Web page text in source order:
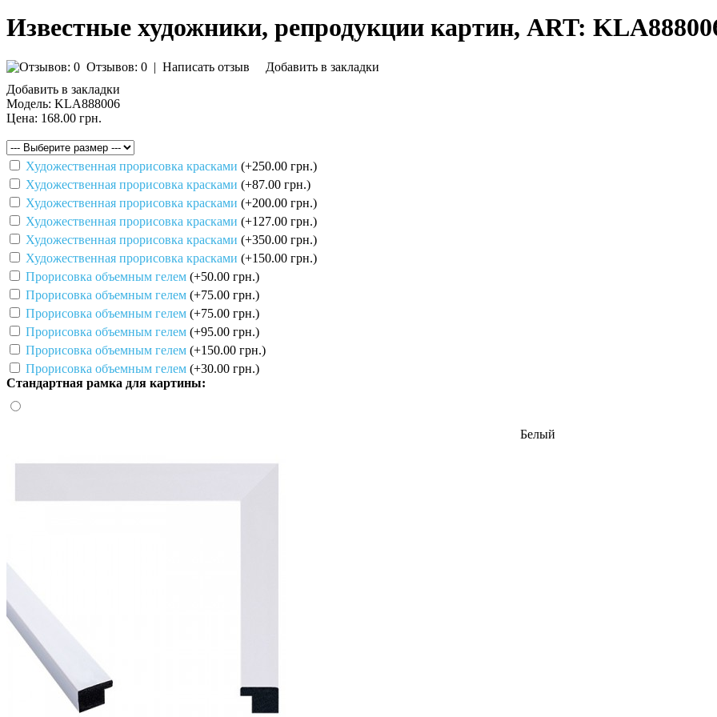
Известные художники, репродукции картин, ART:
Отзывов: 0 | Написать отзыв
Добавить в закладки
Добавить в закладки
Модель: KLA888006
Цена: 168.00 грн.
Художественная прорисовка красками (+250.00 грн.)
Художественная прорисовка красками (+87.00 грн.)
Художественная прорисовка красками (+200.00 грн.)
Художественная прорисовка красками (+127.00 грн.)
Художественная прорисовка красками (+350.00 грн.)
Художественная прорисовка красками (+150.00 грн.)
Прорисовка объемным гелем (+50.00 грн.)
Прорисовка объемным гелем (+75.00 грн.)
Прорисовка объемным гелем (+75.00 грн.)
Прорисовка объемным гелем (+95.00 грн.)
Прорисовка объемным гелем (+150.00 грн.)
Прорисовка объемным гелем (+30.00 грн.)
Стандартная рамка для картины:
Белый